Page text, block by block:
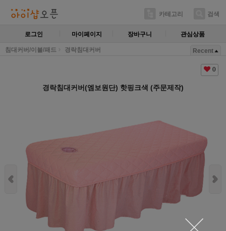
카테고리 검색
로그인 마이페이지 장바구니 관심상품
침대커버/이불/패드 경락침대커버 Recent
0
경락침대커버(엠보원단) 핫핑크색 (주문제작)